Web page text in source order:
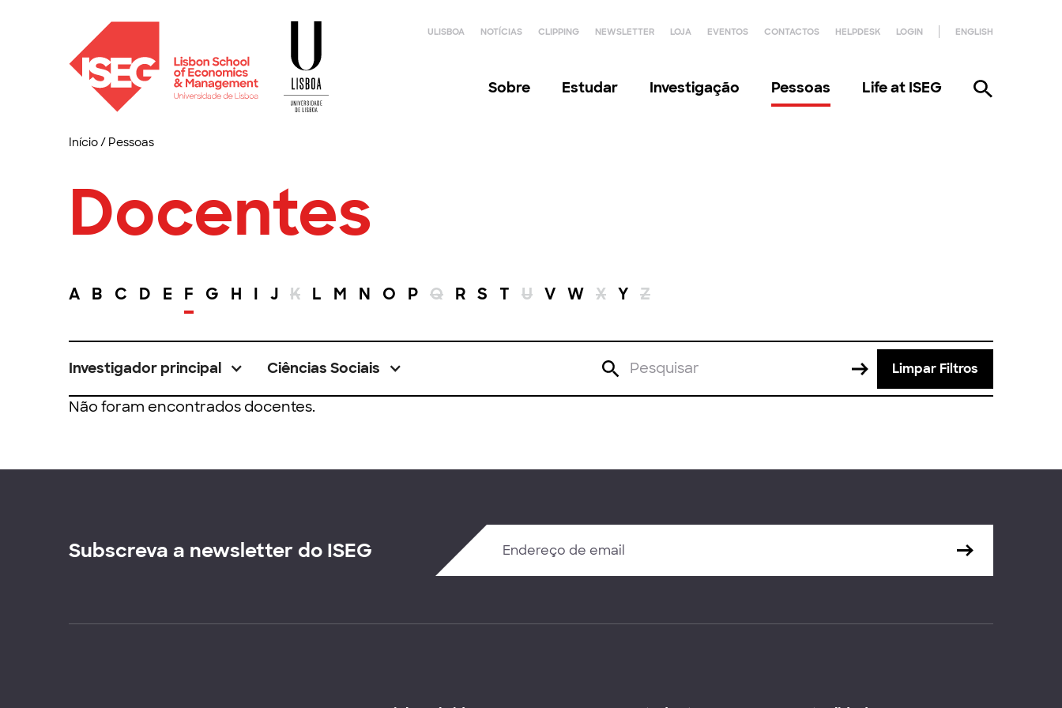
ULISBOA NOTÍCIAS CLIPPING NEWSLETTER LOJA EVENTOS CONTACTOS HELPDESK LOGIN ENGLISH
Sobre Estudar Investigação Pessoas Life at ISEG
Início/ Pessoas
Docentes
A B C D E F G H I J K L M N O P Q R S T U V W X Y Z
Investigador principal Ciências Sociais Limpar Filtros
Não foram encontrados docentes.
Subscreva a newsletter do ISEG